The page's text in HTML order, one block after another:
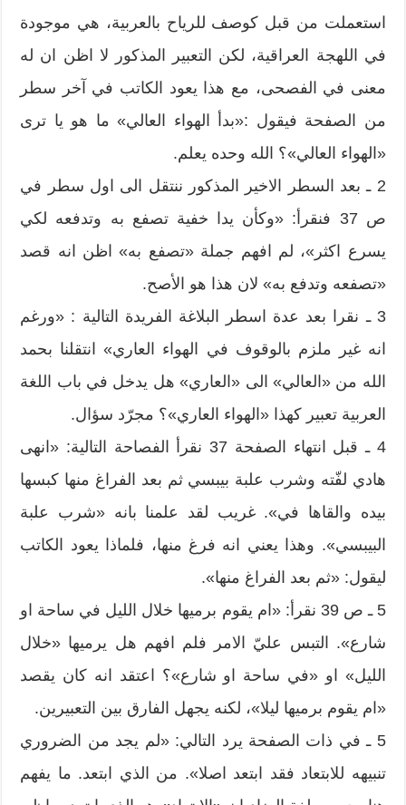
استعملت من قبل كوصف للرياح بالعربية، هي موجودة
في اللهجة العراقية، لكن التعبير المذكور لا اظن ان له
معنى في الفصحى، مع هذا يعود الكاتب في آخر سطر
من الصفحة فيقول :«بدأ الهواء العالي» ما هو يا ترى
«الهواء العالي»؟ الله وحده يعلم.
2 ـ بعد السطر الاخير المذكور ننتقل الى اول سطر في
ص 37 فنقرأ: «وكأن يدا خفية تصفع به وتدفعه لكي
يسرع اكثر»، لم افهم جملة «تصفع به» اظن انه قصد
«تصفعه وتدفع به» لان هذا هو الأصح.
3 ـ نقرا بعد عدة اسطر البلاغة الفريدة التالية : «ورغم
انه غير ملزم بالوقوف في الهواء العاري» انتقلنا بحمد
الله من «العالي» الى «العاري» هل يدخل في باب اللغة
العربية تعبير كهذا «الهواء العاري»؟ مجرّد سؤال.
4 ـ قبل انتهاء الصفحة 37 نقرأ الفصاحة التالية: «انهى
هادي لفّته وشرب علبة بيبسي ثم بعد الفراغ منها كبسها
بيده والقاها في». غريب لقد علمنا بانه «شرب علبة
البيبسي». وهذا يعني انه فرغ منها، فلماذا يعود الكاتب
ليقول: «ثم بعد الفراغ منها».
5 ـ ص 39 نقرأ: «ام يقوم برميها خلال الليل في ساحة او
شارع». التبس عليّ الامر فلم افهم هل يرميها «خلال
الليل» او «في ساحة او شارع»؟ اعتقد انه كان يقصد
«ام يقوم برميها ليلا»، لكنه يجهل الفارق بين التعبيرين.
5 ـ في ذات الصفحة يرد التالي: «لم يجد من الضروري
تنبيهه للابتعاد فقد ابتعد اصلا». من الذي ابتعد. ما يفهم